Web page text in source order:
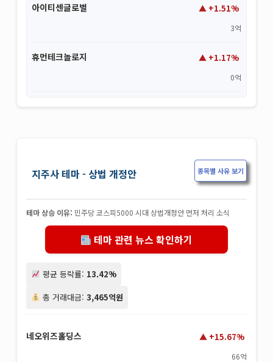
아이티센글로벌 +1.51%
3억
휴먼테크놀로지 +1.17%
0억
지주사 테마 - 상법 개정안 종목별 사유 보기
테마 상승 이유: 민주당 코스피5000 시대 상법개정안 먼저 처리 소식
테마 관련 뉴스 확인하기
평균 등락률: 13.42%
총 거래대금: 3,465억원
네오위즈홀딩스 +15.67%
66억